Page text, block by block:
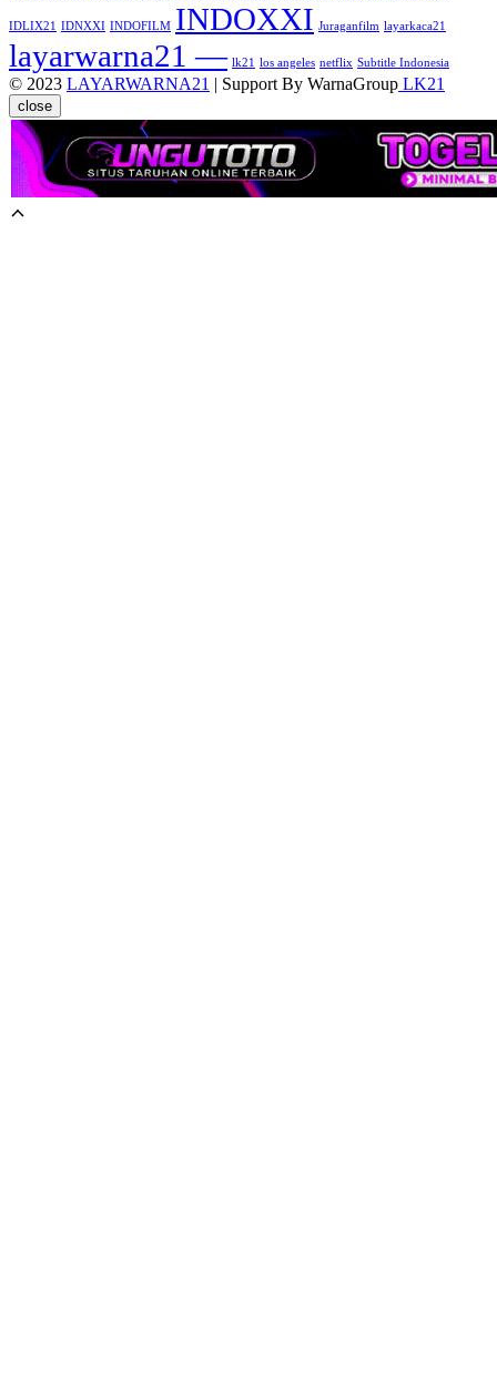
IDLIX21 IDNXXI INDOFILM INDOXXI Juraganfilm layarkaca21
layarwarna21 — lk21 los angeles netflix Subtitle Indonesia
© 2023 LAYARWARNA21 | Support By WarnaGroup LK21
close